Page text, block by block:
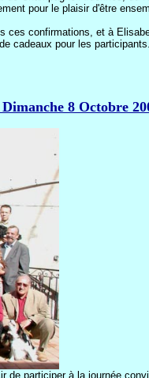
pour le plaisir d'être
ces confirmations, et à
cadeaux pour les participants.
8 Octobre
participer à la journée